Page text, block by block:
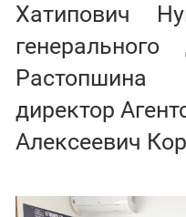
Хатипович
директор
Алексеевич